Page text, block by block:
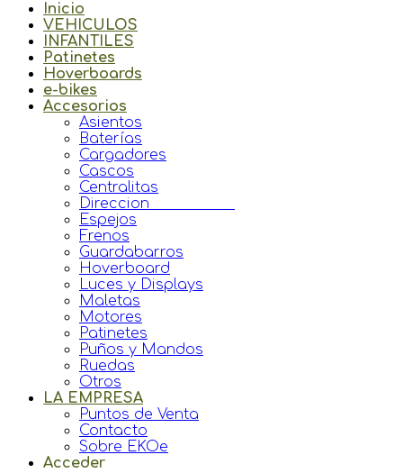
Inicio
VEHICULOS
INFANTILES
Patinetes
Hoverboards
e-bikes
Accesorios
Asientos
Baterías
Cargadores
Cascos
Centralitas
Direccion
Espejos
Frenos
Guardabarros
Hoverboard
Luces y Displays
Maletas
Motores
Patinetes
Puños y Mandos
Ruedas
Otros
LA EMPRESA
Puntos de Venta
Contacto
Sobre EKOe
Acceder